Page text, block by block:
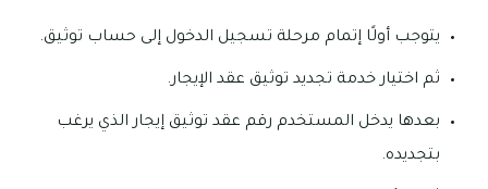
يتوجب أولًا إتمام مرحلة تسجيل الدخول إلى حساب توثيق.
ثم اختيار خدمة تجديد توثيق عقد الإيجار.
بعدها يدخل المستخدم رقم عقد توثيق إيجار الذي يرغب
بتجديده.